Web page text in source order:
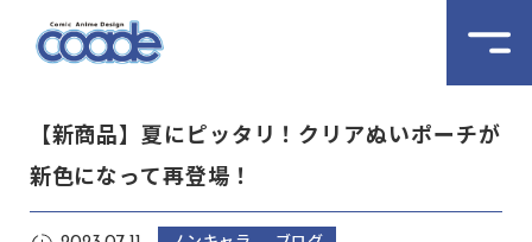
【新商品】夏にピッタリ！クリアぬいポーチが
新色になって再登場！